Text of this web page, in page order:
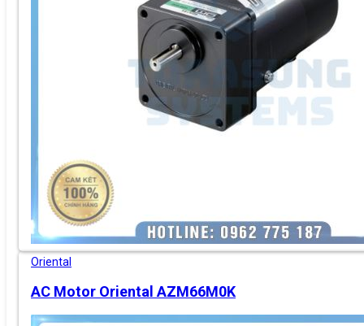
Oriental
AC Motor Oriental AZM66M0K